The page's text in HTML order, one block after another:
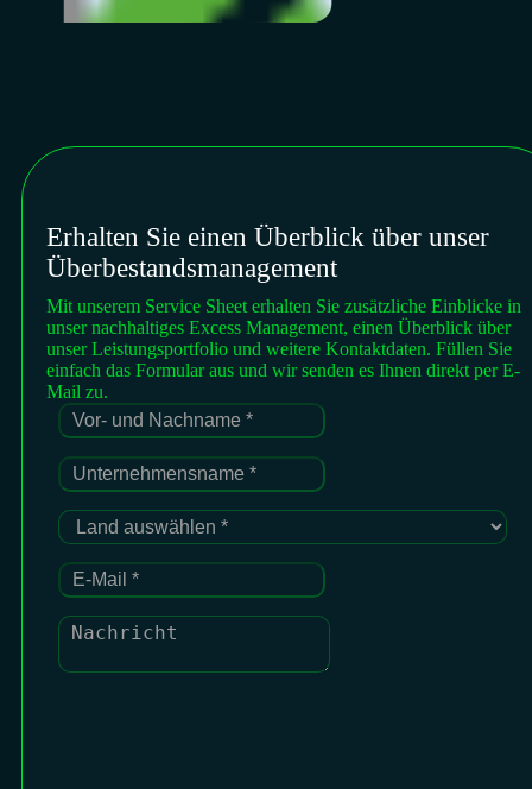
Erhalten Sie einen Überblick über unser
Überbestandsmanagement
Mit unserem Service Sheet erhalten Sie zusätzliche Einblicke in
unser nachhaltiges Excess Management, einen Überblick über
unser Leistungsportfolio und weitere Kontaktdaten. Füllen Sie
einfach das Formular aus und wir senden es Ihnen direkt per E-
Mail zu.